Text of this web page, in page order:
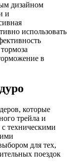
дизайном
и
использовать
в
которые
трейла и
с техническими
для тех,
поездок